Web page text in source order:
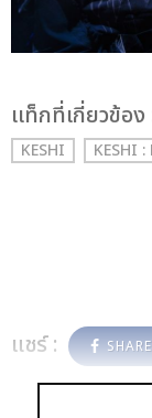
เเท็กที่เกี่ยวข้อง
KESHI KESHI
แชร์ : SHARE